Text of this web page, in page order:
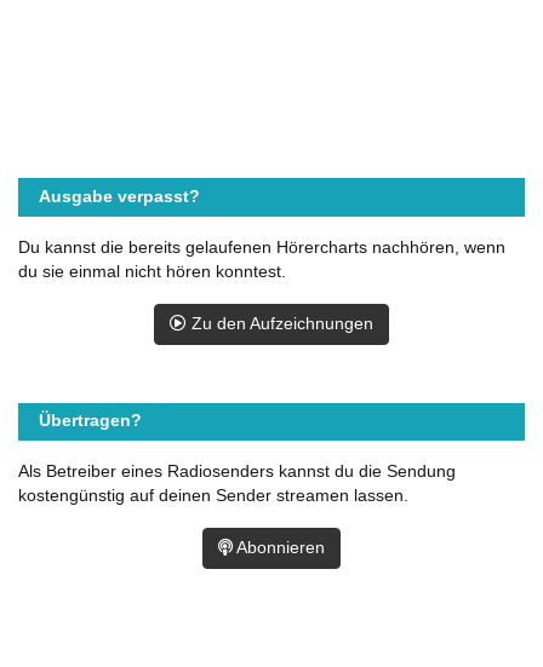
Ausgabe verpasst?
Du kannst die bereits gelaufenen Hörercharts nachhören, wenn
du sie einmal nicht hören konntest.
Zu den Aufzeichnungen
Übertragen?
Als Betreiber eines Radiosenders kannst du die Sendung
kostengünstig auf deinen Sender streamen lassen.
Abonnieren